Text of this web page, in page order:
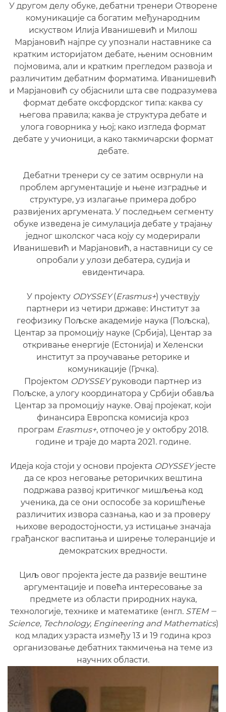
У другом делу обуке, дебатни тренери Отворене
комуникације са богатим међународним
искуством Илија Иванишевић и Милош
Марјановић најпре су упознали наставнике са
кратким историјатом дебате, њеним основним
појмовима, али и кратким прегледом развоја и
различитим дебатним форматима. Иванишевић
и Марјановић су објаснили шта све подразумева
формат дебате оксфордског типа: каква су
његова правила; каква је структура дебате и
улога говорника у њој; како изгледа формат
дебате у учионици, а како такмичарски формат
дебате.
Дебатни тренери су се затим осврнули на
проблем аргументације и њене изградње и
структуре, уз излагање примера добро
развијених аргумената. У последњем сегменту
обуке изведена је симулација дебате у трајању
једног школског часа коју су модерирали
Иванишевић и Марјановић, а наставници су се
опробали у улози дебатера, судија и
евидентичара.
У пројекту ODYSSEY(Erasmus+) учествују
партнери из четири државе: Институт за
геофизику Пољске академије наука (Пољска),
Центар за промоцију науке (Србија), Центар за
откривање енергије (Естонија) и Хеленски
институт за проучавање реторике и
комуникације (Грчка).
Пројектом ODYSSEYруководи партнер из
Пољске, а улогу координатора у Србији обавља
Центар за промоцију науке. Овај пројекат, који
финансира Европска комисија кроз
програм Erasmus+, отпочео је у октобру 2018.
године и траје до марта 2021. године.
Идеја која стоји у основи пројекта ODYSSEYјесте
да се кроз неговање реторичких вештина
подржава развој критичког мишљења код
ученика, да се они оспособе за коришћење
различитих извора сазнања, као и за проверу
њихове веродостојности, уз истицање значаја
грађанског васпитања и ширење толеранције и
демократских вредности.
Циљ овог пројекта јесте да развије вештине
аргументације и повећа интересовање за
предмете из области природних наука,
технологије, технике и математике (енгл. STEM ‒
Science, Technology, Engineering and Mathematics)
код младих узраста између 13 и 19 година кроз
организовање дебатних такмичења на теме из
научних области.